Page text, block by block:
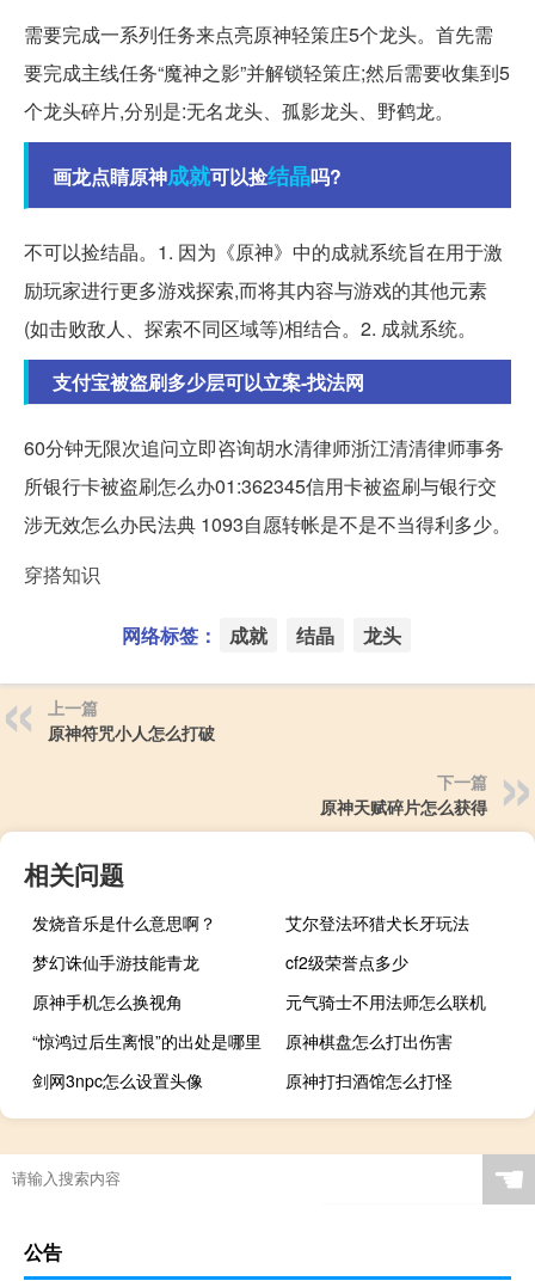
需要完成一系列任务来点亮原神轻策庄5个龙头。首先需
要完成主线任务“魔神之影”并解锁轻策庄;然后需要收集到5
个龙头碎片,分别是:无名龙头、孤影龙头、野鹤龙。
画龙点睛原神成就可以捡结晶吗?
不可以捡结晶。1. 因为《原神》中的成就系统旨在用于激
励玩家进行更多游戏探索,而将其内容与游戏的其他元素
(如击败敌人、探索不同区域等)相结合。2. 成就系统。
支付宝被盗刷多少层可以立案-找法网
60分钟无限次追问立即咨询胡水清律师浙江清清律师事务
所银行卡被盗刷怎么办01:362345信用卡被盗刷与银行交
涉无效怎么办民法典 1093自愿转帐是不是不当得利多少。
穿搭知识
网络标签： 成就 结晶 龙头
上一篇
原神符咒小人怎么打破
下一篇
原神天赋碎片怎么获得
相关问题
发烧音乐是什么意思啊？
艾尔登法环猎犬长牙玩法
梦幻诛仙手游技能青龙
cf2级荣誉点多少
原神手机怎么换视角
元气骑士不用法师怎么联机
“惊鸿过后生离恨”的出处是哪里
原神棋盘怎么打出伤害
剑网3npc怎么设置头像
原神打扫酒馆怎么打怪
蔡文姬的几种出装顺序
☚
公告